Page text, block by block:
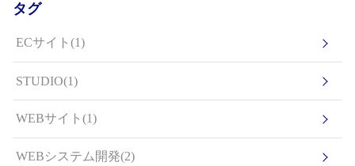
タグ
ECサイト(1)
STUDIO(1)
WEBサイト(1)
WEBシステム開発(2)